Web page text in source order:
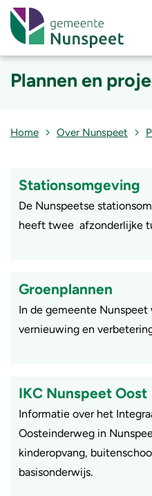
Plannen en
Home Over Nunspeet
Stationsomgeving
De Nunspeetse
heeft twee afzonderlijke
Groenplannen
In de gemeente
vernieuwing en
IKC Nunspeet Oost
Informatie over het
Oosteinderweg in
kinderopvang,
basisonderwijs.